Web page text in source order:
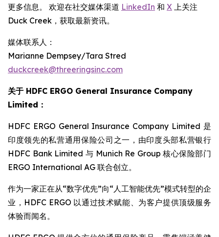
更多信息。 欢迎在社交媒体渠道 LinkedIn 和 X 上关注
Duck Creek，获取最新资讯。
媒体联系人：
Marianne Dempsey/Tara Stred
duckcreek@threeringsinc.com
关于 HDFC ERGO General Insurance Company
Limited：
HDFC ERGO General Insurance Company Limited 是
印度领先的私营通用保险公司之一，由印度头部私营银行
HDFC Bank Limited 与 Munich Re Group 核心保险部门
ERGO International AG 联合创立。
作为一家正在从“数字优先”向“人工智能优先”模式转型的企
业，HDFC ERGO 以通过技术赋能、为客户提供顶级服务
体验而闻名。